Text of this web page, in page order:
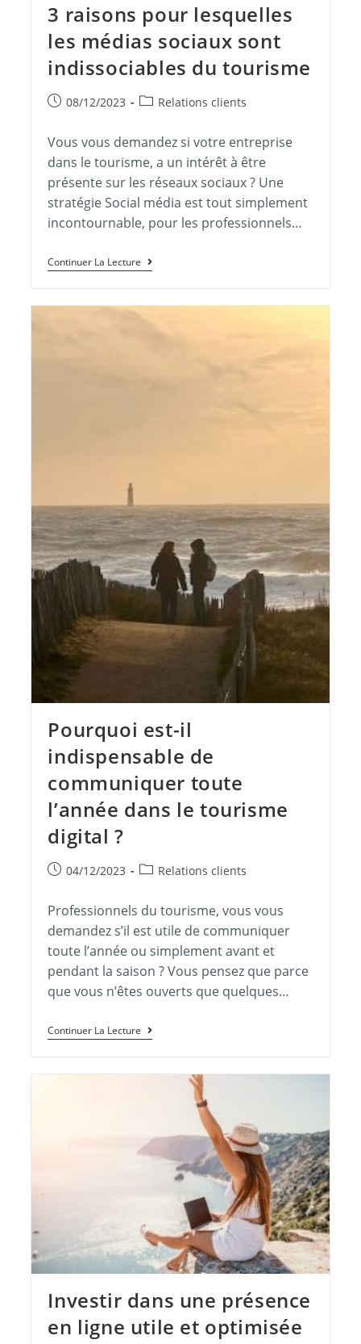
3 raisons pour lesquelles
les médias sociaux sont
indissociables du tourisme
08/12/2023 Relations clients
Vous vous demandez si votre entreprise
dans le tourisme, a un intérêt à être
présente sur les réseaux sociaux ? Une
stratégie Social média est tout simplement
incontournable, pour les professionnels…
Continuer La Lecture
Pourquoi est-il
indispensable de
communiquer toute
l’année dans le tourisme
digital ?
04/12/2023 Relations clients
Professionnels du tourisme, vous vous
demandez s’il est utile de communiquer
toute l’année ou simplement avant et
pendant la saison ? Vous pensez que parce
que vous n’êtes ouverts que quelques…
Continuer La Lecture
Investir dans une présence
en ligne utile et optimisée